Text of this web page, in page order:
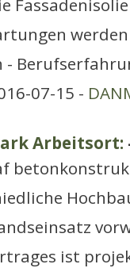
-
07-15 -
Arbeitsort:
ist